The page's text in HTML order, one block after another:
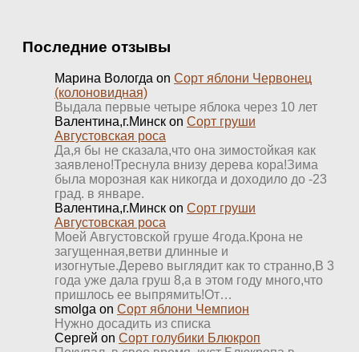
Последние отзывы
Марина Вологда on Сорт яблони Червонец
(колоновидная)
Выдала первые четыре яблока через 10 лет
Валентина,г.Минск on Сорт груши
Августовская роса
Да,я бы не сказала,что она зимостойкая как
заявлено!Треснула внизу дерева кора!Зима
была морозная как никогда и доходило до -23
град. в январе.
Валентина,г.Минск on Сорт груши
Августовская роса
Моей Августовской груше 4года.Крона не
загущенная,ветви длинные и
изогнутые.Дерево выглядит как то странно,В 3
года уже дала груш 8,а в этом году много,что
пришлось ее выпрямить!От…
smolga on Сорт яблони Чемпион
Нужно досадить из списка
Сергей on Сорт голубики Блюкроп